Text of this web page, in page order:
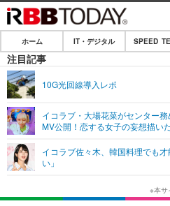
ホーム
IT・デジタル
ネタ
ショッピング
SPEED TEST
エンタメ
エンタメTOP
ライフ
ライフTOP
リリース一覧
ホーム IT・デジタル SPEED
注目記事
10G光回線導入レポ
イコラブ・大場花菜がセンター
MV公開！恋する女子の妄想描い
イコラブ佐々木、韓国料理でも
い」